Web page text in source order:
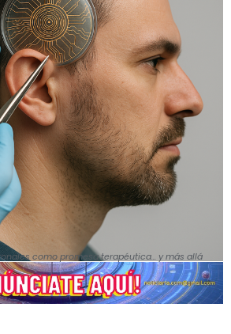
como promesa terapéutica... y más allá